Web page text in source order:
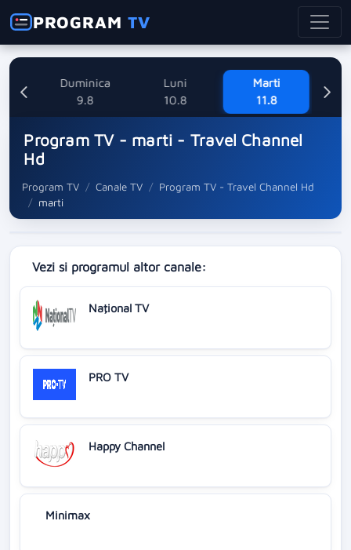
PROGRAMTV
Duminica
9.8
Luni
10.8
Marti
11.8
Program TV - marti - Travel Channel
Hd
Program TV Canale TV
Program TV - Travel Channel Hd
marti
Vezi si programul altor canale:
Naţional TV
PRO TV
Happy Channel
Minimax